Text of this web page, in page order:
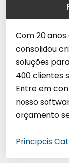
Com 20
consolidou
soluções
400 clientes
Entre em
nosso
orçamento
Principais